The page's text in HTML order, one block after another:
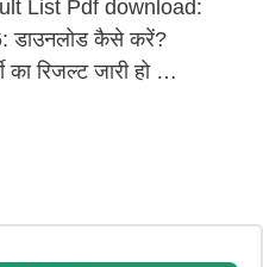
List Pdf download:
डाउनलोड कैसे करें?
का रिजल्ट जारी हो …